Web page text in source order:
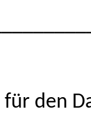
den